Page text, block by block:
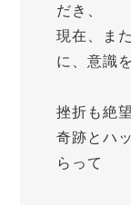
だき、
現在、ま
に、意識
挫折も絶
奇跡とハ
らって